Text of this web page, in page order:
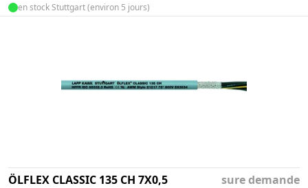
en stock Stuttgart (environ 5 jours)
ÖLFLEX CLASSIC 135 CH 7X0,5
sure demande